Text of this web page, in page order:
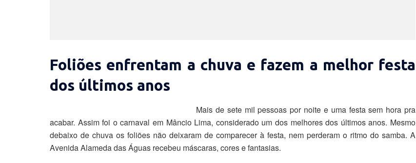
Foliões enfrentam a chuva e fazem a melhor festa
dos últimos anos
Mais de sete mil pessoas por noite e uma festa sem hora pra
acabar. Assim foi o carnaval em Mâncio Lima, considerado um dos melhores dos últimos anos. Mesmo
debaixo de chuva os foliões não deixaram de comparecer à festa, nem perderam o ritmo do samba. A
Avenida Alameda das Águas recebeu máscaras, cores e fantasias.